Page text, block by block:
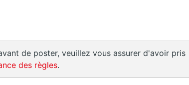
de poster, veuillez vous assurer d'avoir pris
des règles.